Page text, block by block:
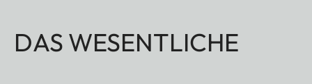
DAS WESENTLICHE